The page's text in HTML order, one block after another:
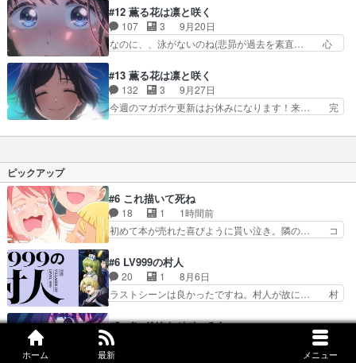
ホーム 最新 メニュー
かっけえ。依田くんも保… ファミレス勉強会とボ
ーリング。朔は賢いけ… ありがとうございます！
塚田先生も依田くん…
ッつおおおおおおおお～い！こらこらこ… 凛太郎
の心のこもった素敵なプレゼント薫子… 最初は家
がケーキ屋さんな事すら友達に言え… 薫子ちゃん
のために一生懸命ケーキ作る凛太… 凛太郎は薫子
とくち」とても良い話しで目… 30分全てがハイ
ライト過ぎて口角が天井に… 今までもそうだった
けど、メインの二人だけ…
#12 薫る花は凛と咲く
107 3
9月20日
なのに、、泳がないのね(悲昴が過去を素直… 心
前辺りからの展開におひさまは皆を等し… まさか
凛太郎の方から...とは予想してな… 11話→薫子ち
ゃんの誕生日プレゼントで悩… 昴ぅぅぅ
ぅ｡⁠:ﾟ⁠(⁠;⁠´⁠∩⁠`⁠… 昴のためにドーナツ買って上げてた
#13 薫る花は凛と咲く
132 3
9月27日
今週のマガポケ更新はお休みになります！来… 完
と凛太郎の恋心だけではなく友情の描き… マジで
だと思って終わるタイミングで一気… 見終えた満
関わった全ての人にただ、""… 街の灯りを背景に
した、後ろ姿の少しフレア… 1話で感じた疑問を
見事に回収した最終話正… ハッピーエンドで良か
ったけど、毎週楽しみ…
ピックアップ
#6 これ描いて死ね
18 1
1時間前
初めて本が売れた喜びように貰い泣き。隣の… コ
「SEDESUのコミPo!日記」#496… 情熱の結晶が
受け入れられる時。望外の喜び… てっしーの過去
が入るからより一層感動する… てっしーの過去が
入るからより一層感動する… てっしーの過去が入
ね。今回も無事泣かさ… 第1話ではコミティアで
漫画を買って人生が… 売れるかどうかが天国と地
獄を分けるみんな…
#6 LV999の村人
20 1
8月6日
ラストシーンは良かったですね。村人が故に… 村
スと10年後に結婚の約束をした鏡ずっ… カジノ
スタッフ募集するも集まらない更に追… 王命でク
ルルの監視をすることになったデビ… 最強の村
#8 バンドリ！ ゆめ∞みた
ギスドリ始まりましたーーー！！！！ユノ、… 都